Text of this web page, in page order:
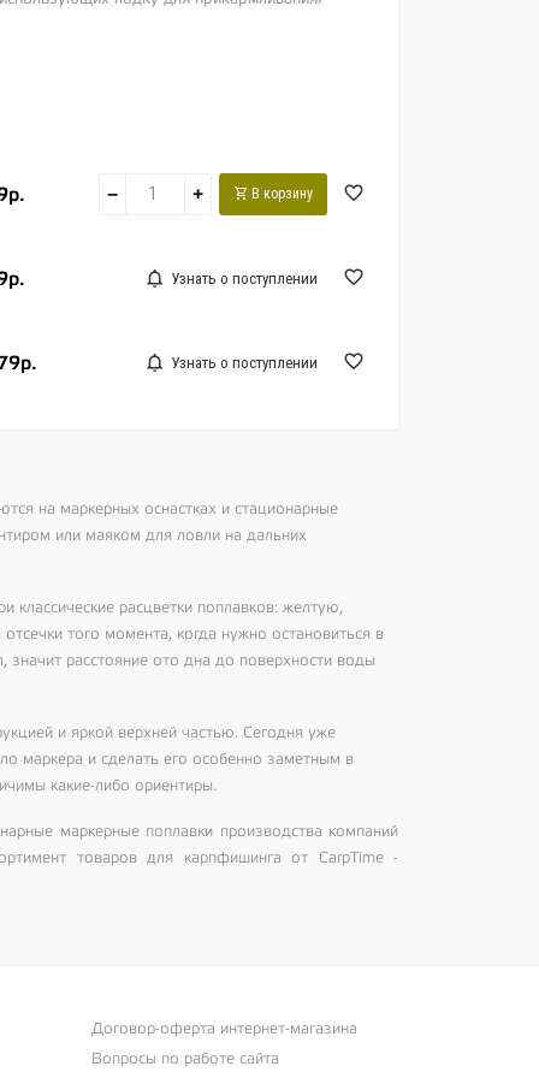
− + В корзину
Узнать о поступлении
Узнать о поступлении
на маркерных оснастках и стационарные
или маяком для ловли на дальних
расцветки поплавков: желтую,
того момента, когда нужно остановиться в
значит расстояние ото дна до поверхности воды
и яркой верхней частью. Сегодня уже
маркера и сделать его особенно заметным в
какие-либо ориентиры.
маркерные поплавки производства компаний
товаров для карпфишинга от CarpTime -
Договор-оферта интернет-магазина
Вопросы по работе сайта